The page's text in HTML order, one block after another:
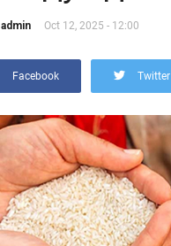
admin Oct 12, 2025 - 12:00
Facebook Twitter